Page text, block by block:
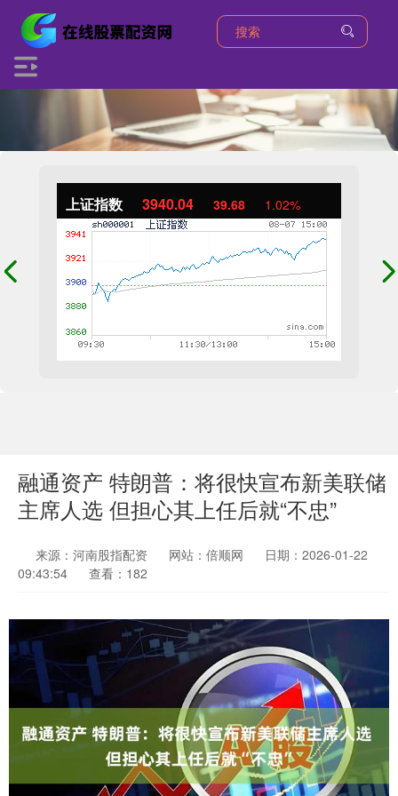
上证指数 3940.04 39.68 1.02%
融通资产 特朗普：将很快宣布新美联储
主席人选 但担心其上任后就“不忠”
来源：河南股指配资 网站：倍顺网
日期：2026-01-22
09:43:54
查看：182